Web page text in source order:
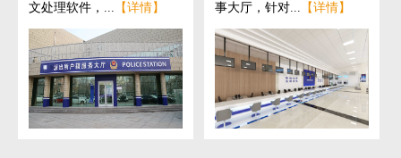
文处理软件，... 【详情】
事大厅，针对... 【详情】